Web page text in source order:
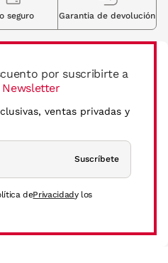
por suscribirte a
Newsletter
ventas privadas y
Suscríbete
dePrivacidady los
seguro Garantia de devolución